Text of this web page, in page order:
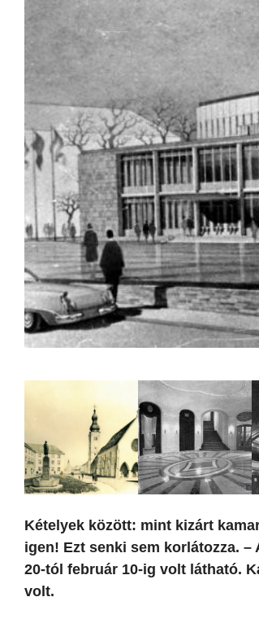
Kételyek között: mint kizárt
igen! Ezt senki sem korlátozza.
20-tól február 10-ig volt látható.
volt.